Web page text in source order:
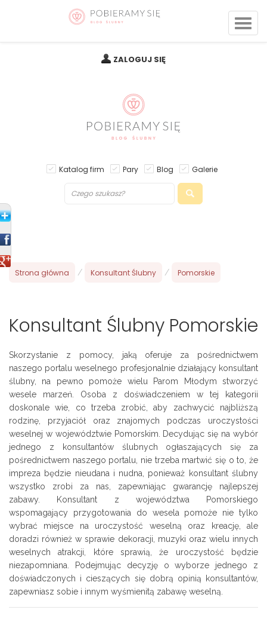
ZALOGUJ SIĘ
Katalog firm Pary Blog Galerie
Strona główna / Konsultant Ślubny / Pomorskie
Konsultant Ślubny Pomorskie
Skorzystanie z pomocy, jaką oferuje za pośrednictwem
naszego portalu weselnego profesjonalnie działający konsultant
ślubny, na pewno pomoże wielu Parom Młodym stworzyć
wesele marzeń. Osoba z doświadczeniem w tej kategorii
doskonale wie, co trzeba zrobić, aby zachwycić najbliższą
rodzinę, przyjaciół oraz znajomych podczas uroczystości
weselnej w województwie Pomorskim. Decydując się na wybór
jednego z konsultantów ślubnych ogłaszających się za
pośrednictwem naszego portalu, nie trzeba martwić się o to, że
impreza będzie nieudana i nudna, ponieważ konsultant ślubny
wszystko zrobi za nas, zapewniając gwarancję najlepszej
zabawy. Konsultant z województwa Pomorskiego
wspomagający przygotowania do wesela pomoże nie tylko
wybrać miejsce na uroczystość weselną oraz kreację, ale
doradzi również w sprawie dekoracji, muzyki oraz wielu innych
weselnych atrakcji, które sprawią, że uroczystość będzie
niezapomniana. Podejmując decyzję o wyborze jednego z
doświadczonych i cieszących się dobrą opinią konsultantów,
zapewniasz sobie i innym wyśmienitą zabawę weselną.